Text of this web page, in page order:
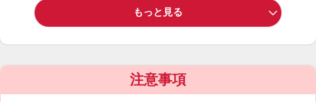
もっと見る
注意事項